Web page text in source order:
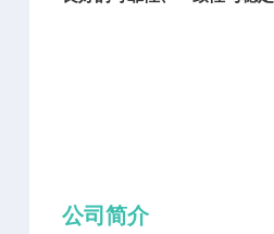
公司简介